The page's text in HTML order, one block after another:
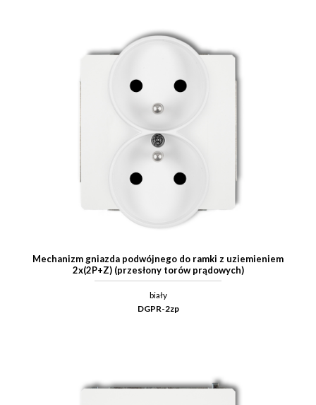
Mechanizm gniazda podwójnego do ramki z uziemieniem
2x(2P+Z) (przesłony torów prądowych)
biały
DGPR-2zp